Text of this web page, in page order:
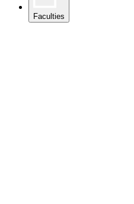
Faculties